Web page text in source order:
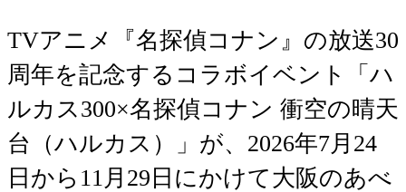
TVアニメ『名探偵コナン』の放送30
周年を記念するコラボイベント「ハ
ルカス300×名探偵コナン 衝空の晴天
台（ハルカス）」が、2026年7月24
日から11月29日にかけて大阪のあべ